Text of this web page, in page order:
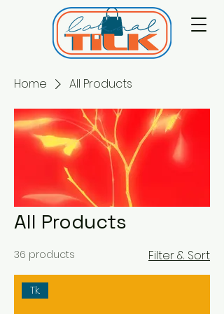
Home All Products
All Products
36 products Filter & Sort
Tk.